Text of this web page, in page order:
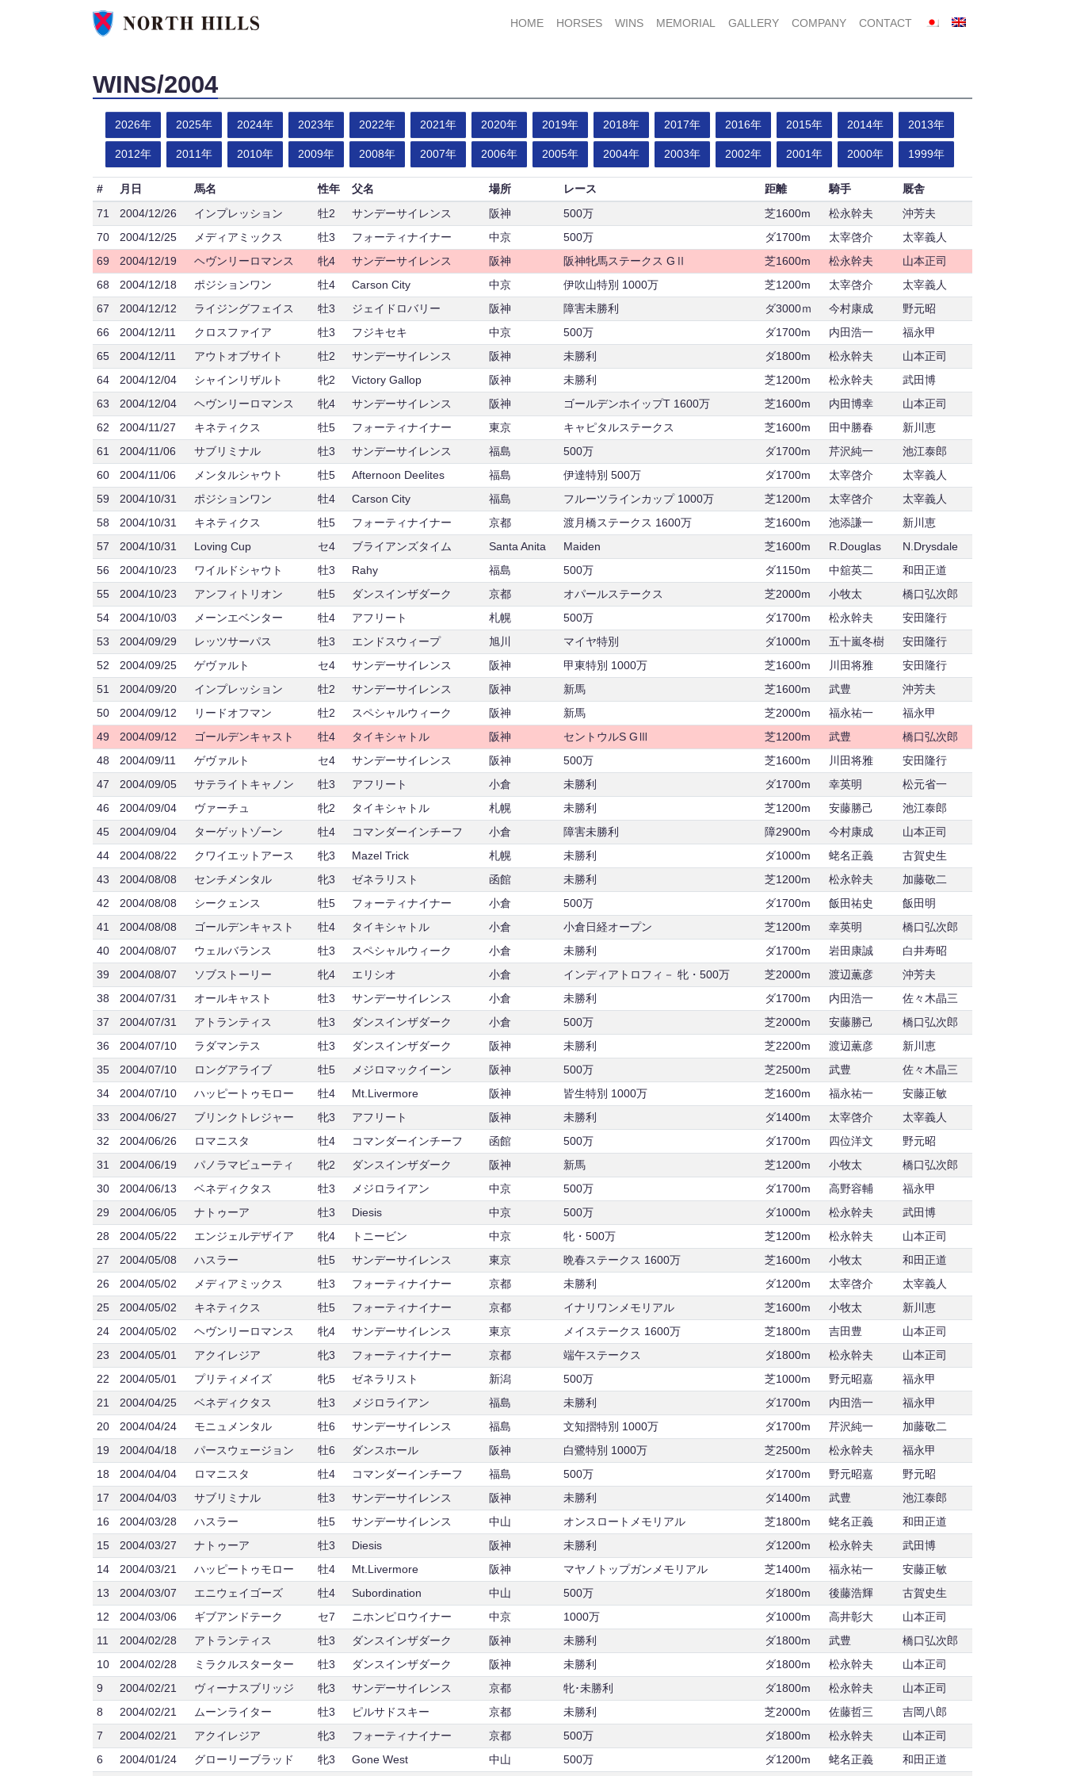
HOME
HORSES WINS MEMORIAL GALLERY COMPANY CONTACT
WINS/2004
2026年 2025年 2024年 2023年 2022年 2021年 2020年 2019年 2018年 2017年 2016年 2015年 2014年 2013年
2012年 2011年 2010年 2009年 2008年 2007年 2006年 2005年 2004年 2003年 2002年 2001年 2000年 1999年
# 月日 馬名 性年 父名 場所 レース 距離 騎手
厩舎
71
2004/12/26 インプレッション 牡2 サンデーサイレンス 阪神 500万 芝1600m 松永幹夫
沖芳夫
70
2004/12/25 メディアミックス 牡3 フォーティナイナー 中京 500万 ダ1700m 太宰啓介
太宰義人
69
2004/12/19 ヘヴンリーロマンス 牝4 サンデーサイレンス 阪神 阪神牝馬ステークス GⅡ 芝1600m 松永幹夫
山本正司
68
2004/12/18 ポジションワン 牡4 Carson City 中京 伊吹山特別 1000万 芝1200m 太宰啓介
太宰義人
67
2004/12/12 ライジングフェイス 牡3 ジェイドロバリー 阪神 障害未勝利 ダ3000ｍ 今村康成
野元昭
66
2004/12/11 クロスファイア 牡3 フジキセキ 中京 500万 ダ1700m 内田浩一
福永甲
65
2004/12/11 アウトオブサイト 牡2 サンデーサイレンス 阪神 未勝利 ダ1800m 松永幹夫
山本正司
64
2004/12/04 シャインリザルト 牝2 Victory Gallop 阪神 未勝利 芝1200m 松永幹夫
武田博
63
2004/12/04 ヘヴンリーロマンス 牝4 サンデーサイレンス 阪神 ゴールデンホイップT 1600万 芝1600m 内田博幸
山本正司
62
2004/11/27 キネティクス 牡5 フォーティナイナー 東京 キャピタルステークス 芝1600m 田中勝春
新川恵
61
2004/11/06 サブリミナル 牡3 サンデーサイレンス 福島 500万 ダ1700m 芹沢純一
池江泰郎
60
2004/11/06 メンタルシャウト 牡5 Afternoon Deelites 福島 伊達特別 500万 ダ1700m 太宰啓介
太宰義人
59
2004/10/31 ポジションワン 牡4 Carson City 福島 フルーツラインカップ 1000万 芝1200m 太宰啓介
太宰義人
58
2004/10/31 キネティクス 牡5 フォーティナイナー 京都 渡月橋ステークス 1600万 芝1600m 池添謙一
新川恵
57
2004/10/31 Loving Cup セ4 ブライアンズタイム Santa Anita Maiden 芝1600m R.Douglas
N.Drysdale
56
2004/10/23 ワイルドシャウト 牡3 Rahy 福島 500万 ダ1150m 中舘英二
和田正道
55
2004/10/23 アンフィトリオン 牡5 ダンスインザダーク 京都 オパールステークス 芝2000m 小牧太
橋口弘次郎
54
2004/10/03 メーンエベンター 牡4 アフリート 札幌 500万 ダ1700m 松永幹夫
安田隆行
53
2004/09/29 レッツサーパス 牡3 エンドスウィープ 旭川 マイヤ特別 ダ1000m 五十嵐冬樹
安田隆行
52
2004/09/25 ゲヴァルト セ4 サンデーサイレンス 阪神 甲東特別 1000万 芝1600m 川田将雅
安田隆行
51
2004/09/20 インプレッション 牡2 サンデーサイレンス 阪神 新馬 芝1600m 武豊
沖芳夫
50
2004/09/12 リードオフマン 牡2 スペシャルウィーク 阪神 新馬 芝2000m 福永祐一
福永甲
49
2004/09/12 ゴールデンキャスト 牡4 タイキシャトル 阪神 セントウルS GⅢ 芝1200m 武豊
橋口弘次郎
48
2004/09/11 ゲヴァルト セ4 サンデーサイレンス 阪神 500万 芝1600m 川田将雅
安田隆行
47
2004/09/05 サテライトキャノン 牡3 アフリート 小倉 未勝利 ダ1700m 幸英明
松元省一
46
2004/09/04 ヴァーチュ 牝2 タイキシャトル 札幌 未勝利 芝1200m 安藤勝己
池江泰郎
45
2004/09/04 ターゲットゾーン 牡4 コマンダーインチーフ 小倉 障害未勝利 障2900m 今村康成
山本正司
44
2004/08/22 クワイエットアース 牝3 Mazel Trick 札幌 未勝利 ダ1000m 蛯名正義
古賀史生
43
2004/08/08 センチメンタル 牝3 ゼネラリスト 函館 未勝利 芝1200m 松永幹夫
加藤敬二
42
2004/08/08 シークェンス 牡5 フォーティナイナー 小倉 500万 ダ1700m 飯田祐史
飯田明
41
2004/08/08 ゴールデンキャスト 牡4 タイキシャトル 小倉 小倉日経オープン 芝1200m 幸英明
橋口弘次郎
40
2004/08/07 ウェルバランス 牡3 スペシャルウィーク 小倉 未勝利 ダ1700m 岩田康誠
白井寿昭
39
2004/08/07 ソブストーリー 牝4 エリシオ 小倉 インディアトロフィ－ 牝・500万 芝2000m 渡辺薫彦
沖芳夫
38
2004/07/31 オールキャスト 牡3 サンデーサイレンス 小倉 未勝利 ダ1700m 内田浩一
佐々木晶三
37
2004/07/31 アトランティス 牡3 ダンスインザダーク 小倉 500万 芝2000m 安藤勝己
橋口弘次郎
36
2004/07/10 ラダマンテス 牡3 ダンスインザダーク 阪神 未勝利 芝2200m 渡辺薫彦
新川恵
35
2004/07/10 ロングアライブ 牡5 メジロマックイーン 阪神 500万 芝2500m 武豊
佐々木晶三
34
2004/07/10 ハッピートゥモロー 牡4 Mt.Livermore 阪神 皆生特別 1000万 芝1600m 福永祐一
安藤正敏
33
2004/06/27 ブリンクトレジャー 牝3 アフリート 阪神 未勝利 ダ1400m 太宰啓介
太宰義人
32
2004/06/26 ロマニスタ 牡4 コマンダーインチーフ 函館 500万 ダ1700m 四位洋文
野元昭
31
2004/06/19 パノラマビューティ 牝2 ダンスインザダーク 阪神 新馬 芝1200m 小牧太
橋口弘次郎
30
2004/06/13 ベネディクタス 牡3 メジロライアン 中京 500万 ダ1700m 高野容輔
福永甲
29
2004/06/05 ナトゥーア 牡3 Diesis 中京 500万 ダ1000m 松永幹夫
武田博
28
2004/05/22 エンジェルデザイア 牝4 トニービン 中京 牝・500万 芝1200m 松永幹夫
山本正司
27
2004/05/08 ハスラー 牡5 サンデーサイレンス 東京 晩春ステークス 1600万 芝1600m 小牧太
和田正道
26
2004/05/02 メディアミックス 牡3 フォーティナイナー 京都 未勝利 ダ1200m 太宰啓介
太宰義人
25
2004/05/02 キネティクス 牡5 フォーティナイナー 京都 イナリワンメモリアル 芝1600m 小牧太
新川恵
24
2004/05/02 ヘヴンリーロマンス 牝4 サンデーサイレンス 東京 メイステークス 1600万 芝1800m 吉田豊
山本正司
23
2004/05/01 アクイレジア 牝3 フォーティナイナー 京都 端午ステークス ダ1800m 松永幹夫
山本正司
22
2004/05/01 プリティメイズ 牝5 ゼネラリスト 新潟 500万 芝1000m 野元昭嘉
福永甲
21
2004/04/25 ベネディクタス 牡3 メジロライアン 福島 未勝利 ダ1700m 内田浩一
福永甲
20
2004/04/24 モニュメンタル 牡6 サンデーサイレンス 福島 文知摺特別 1000万 ダ1700m 芹沢純一
加藤敬二
19
2004/04/18 パースウェージョン 牡6 ダンスホール 阪神 白鷺特別 1000万 芝2500m 松永幹夫
福永甲
18
2004/04/04 ロマニスタ 牡4 コマンダーインチーフ 福島 500万 ダ1700m 野元昭嘉
野元昭
17
2004/04/03 サブリミナル 牡3 サンデーサイレンス 阪神 未勝利 ダ1400m 武豊
池江泰郎
16
2004/03/28 ハスラー 牡5 サンデーサイレンス 中山 オンスロートメモリアル 芝1800m 蛯名正義
和田正道
15
2004/03/27 ナトゥーア 牡3 Diesis 阪神 未勝利 ダ1200m 松永幹夫
武田博
14
2004/03/21 ハッピートゥモロー 牡4 Mt.Livermore 阪神 マヤノトップガンメモリアル 芝1400m 福永祐一
安藤正敏
13
2004/03/07 エニウェイゴーズ 牡4 Subordination 中山 500万 ダ1800m 後藤浩輝
古賀史生
12
2004/03/06 ギブアンドテーク セ7 ニホンピロウイナー 中京 1000万 ダ1000m 高井彰大
山本正司
11
2004/02/28 アトランティス 牡3 ダンスインザダーク 阪神 未勝利 ダ1800m 武豊
橋口弘次郎
10
2004/02/28 ミラクルスターター 牡3 ダンスインザダーク 阪神 未勝利 ダ1800m 松永幹夫
山本正司
9
2004/02/21 ヴィーナスブリッジ 牝3 サンデーサイレンス 京都 牝･未勝利 ダ1800m 松永幹夫
山本正司
8
2004/02/21 ムーンライター 牡3 ピルサドスキー 京都 未勝利 芝2000m 佐藤哲三
吉岡八郎
7
2004/02/21 アクイレジア 牝3 フォーティナイナー 京都 500万 ダ1800m 松永幹夫
山本正司
6
2004/01/24 グローリーブラッド 牝3 Gone West 中山 500万 ダ1200m 蛯名正義 和田正道